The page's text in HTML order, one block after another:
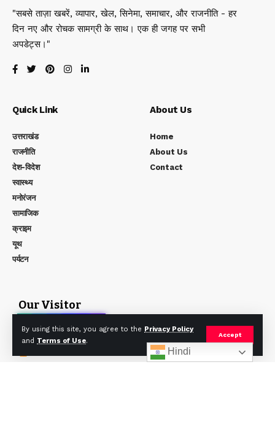
By using this site, you agree to the Privacy Policy
and Terms of Use.
Accept
"सबसे ताज़ा खबरें, व्यापार, खेल, सिनेमा, समाचार, और राजनीति - हर
दिन नए और रोचक सामग्री के साथ। एक ही जगह पर सभी
अपडेट्स।"
Quick Link
उत्तराखंड
राजनीति
देश-विदेश
स्वास्थ्य
मनोरंजन
सामाजिक
क्राइम
यूथ
पर्यटन
About Us
Home
About Us
Contact
Our Visitor
Users Today : 113
Hindi